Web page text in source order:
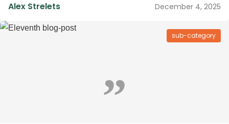
augue ante, […]
Alex Strelets December 4, 2025
”
sub-category